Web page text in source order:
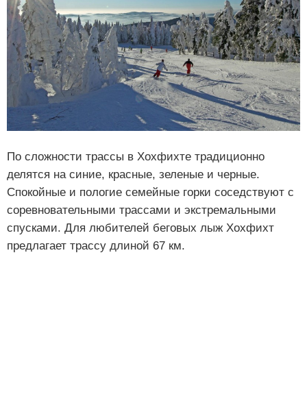
По сложности трассы в Хохфихте традиционно
делятся на синие, красные, зеленые и черные.
Спокойные и пологие семейные горки соседствуют с
соревновательными трассами и экстремальными
спусками. Для любителей беговых лыж Хохфихт
предлагает трассу длиной 67 км.